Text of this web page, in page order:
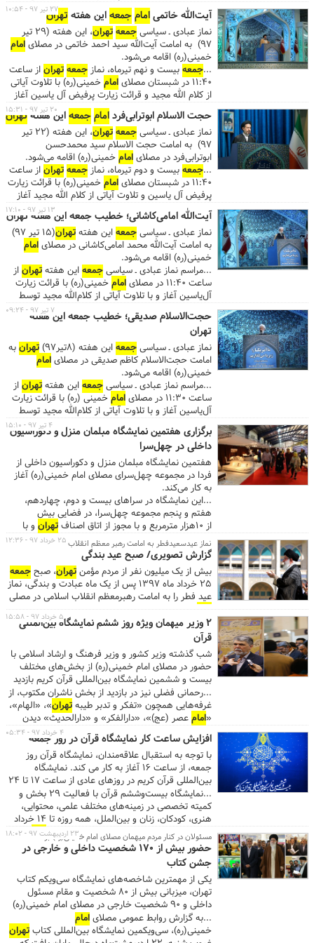
...درهای مصلی از ساعت ۱۰ صبح به روی نمازگزاران عزیز
باز است و آیت‌الله موحدی‌کرمانی امامجمعهموقت
تهران، خطبه‌های نمازجمعه
را پیش از ساعت ۱۳ شروع
می‌نماید. گفتنی است اذان ظهر به افقتهراندر روز
جمعهساعت ۱۳:۱۱ است. ...
آیت‌الله خاتمیامامجمعهاین هفته تهران
نماز عبادی ـ سیاسیجمعهتهران
، این هفته (۲۹ تیر
۹۷) به امامت آیت‌الله سید احمد خاتمی در مصلای
امام
خمینی(ره) اقامه می‌شود.
...جمعهبیست و نهم تیرماه، نمازجمعهتهراناز ساعت
۱۱:۴۰ در شبستان مصلای
امامخمینی(ره) با تلاوت آیاتی
از کلام الله مجید و قرائت زیارت پرفیض آل یاسین آغاز
می‌شود. ...درهای مصلی از ساعت ۱۰ صبح به روی
نمازگزاران عزیز باز است و آیت‌الله خاتمیامامجمعه
موقتتهران، خطبه‌های نمازجمعه
شروع می‌نماید. گفتنی است اذان ظهر به افقتهران
روزجمعهساعت ۱۳:۱۱ است. ...
۲۷ تیر ۹۷ - ۱۰:۵۴
حجت الاسلام ابوترابی‌فردامامجمعهاین هفتهتهران
نماز عبادی ـ سیاسیجمعهتهران
، این هفته (۲۲ تیر
۹۷) به امامت حجت الاسلام سید محمدحسن
ابوترابی‌فرد در مصلایامامخمینی(ره) اقامه می‌شود.
...جمعهبیست و دوم تیرماه، نمازجمعهتهراناز ساعت
۱۱:۴۰ در شبستان مصلای
امامخمینی(ره) با قرائت زیارت
پرفیض آل یاسین و تلاوت آیاتی از کلام الله مجید آغاز
می‌شود. ...درهای مصلی از ساعت ۱۰ صبح به روی
نمازگزاران عزیز باز است. حجت الاسلام ابوترابی‌فرد امام
جمعهموقت تهران، خطبه‌های نمازجمعهرا پیش از
ساعت ۱۳ شروع می‌نماید. گفتنی است اذان ظهر به افق
تهراندر روزجمعهساعت ۱۳:۱۰ است. ...
۲۰ تیر ۹۷ - ۱۵:۳۱
آیت‌الله امامی‌کاشانی؛ خطیب جمعه این هفته تهران
نماز عبادی ـ سیاسیجمعهاین هفتهتهران
(۱۵ تیر ۹۷)
به امامت آیت‌الله محمد امامی‌کاشانی در مصلایامام
خمینی(ره) اقامه می‌شود.
...مراسم نماز عبادی ـ سیاسیجمعهاین هفتهتهراناز
ساعت ۱۱:۴۰ در مصلای
امامخمینی(ره) با قرائت زیارت
آل‌یاسین آغاز و با تلاوت آیاتی از کلام‌الله مجید توسط
امیرعلی یادگاری، قاری ممتاز کشورمان، ادامه می‌یابد.
...یادآور می‌شود شروع خطبه‌ها ساعت ۱۲:۵۴ و اذان
ظهر به افق
۱۳ تیر ۹۷ - ۱۷:۱۰
حجت‌الاسلام صدیقی؛ خطیب جمعه این هفته
تهران
نماز عبادی ـ سیاسیجمعهاین هفته (8تیر97) تهرانبه
امامت حجت‌الاسلام کاظم صدیقی در مصلایامام
خمینی(ره) اقامه می‌شود.
...مراسم نماز عبادی ـ سیاسیجمعهاین هفتهتهراناز
ساعت 11:30 در مصلای
امامخمینی (ره) با قرائت زیارت
آل‌یاسین آغاز و با تلاوت آیاتی از کلام‌الله مجید توسط
مهدی غلام‌نژاد، قاری ممتاز کشورمان، ادامه می‌یابد.
...یادآور می‌شود شروع خطبه‌ها ساعت ۱۲:53 و اذان
ظهر به افقتهران13:08 است. ...
۷ تیر ۹۷ - ۰۹:۲۴
برگزاری هفتمین نمایشگاه مبلمان منزل و دکوراسیون
داخلی در چهل‌سرا
هفتمین نمایشگاه مبلمان منزل و دکوراسیون داخلی از
فردا در مجموعه چهل‌سرای مصلای امام خمینی(ره) آغاز
به کار می‌کند.
...این نمایشگاه در سراهای بیست و دوم، چهاردهم،
هفتم و پنجم مجموعه چهل‌سرا، در فضایی بیش
از ۱۰هزار مترمربع و با مجوز از اتاق اصناف
تهران و با
شعار «ایرانی کالای ایرانی بخر» برپا می‌شود. در هفتمین
تولیدکننده و صادر کننده معتبر و دارای پروانه کسب
تولیدی صنعت مبل، دکوراسیون و فرش حاضر خواهند
بود. ...علاقه‌مندان برای بازدید از این نمایشگاه می‌توانند
به مدت ۵ روز از پنجم تا نهم تیرماه، در روزهای عادی از
ساعت ۱۱ تا ۲۱ و در روز
جمعه
از ساعت ۱۴ تا ۲۱ به
مجموعه چهل‌سرا در ضلع جنوبی مصلایامامخمینی(ره)
واقع در خیابان شهید بهشتی نرسیده به خیابان شهید
مفتح مراجعه نمایند. ...
۴ تیر ۹۷ - ۱۵:۱۰
نماز عیدسعیدفطر به امامت رهبر معظم انقلاب اقامه شد
گزارش تصویری/ صبح عید بندگی
بیش از یک میلیون نفر از مردم مؤمنتهران، صبحجمعه
۲۵ خرداد ماه ۱۳۹۷ پس از یک ماه عبادت و بندگی، نماز
عید فطر را به امامت رهبرمعظم انقلاب اسلامی در مصلی
امامخمینی (ره) اقامه کردند.
۲۵ خرداد ۹۷ - ۱۲:۳۶
۲ وزیر میهمان ویژه روز ششم نمایشگاه بین‌المللی
قرآن
شب گذشته وزیر کشور و وزیر فرهنگ و ارشاد اسلامی با
حضور در مصلای امام خمینی(ره) از بخش‌های مختلف
بیست و ششمین نمایشگاه بین‌المللی قرآن کریم بازدید
کردند.
...رحمانی فضلی نیز در بازدید از بخش ناشران مکتوب، از
غرفه‌هایی همچون «تفکر و تدبر طیبهتهران»، «الهام»،
«امامعصر (عج)»، «دارالفکر» و «دارالحدیث» دیدن
کرد. همچنین سید عباس صالحی در جریان بازدید از
بخش دیجیتال و موسسات قرآنی، بخش کودک، بخش
هنری و بخش عفاف و حجاب، دقایقی با مسئولان
غرفه‌ها گفت‌وگو و با برخی از تازه‌ترین فعالیت‌ها و
محصولات آنها آشنا شد. بیست و ششمین نمایشگاه
بین‌المللی قرآن کریم با شعار «قرآن، چلچراغ هدایت»،
همه روزه تا ۱۴خرداد (۱۹ماه مبارک رمضان)، از ساعت
۱۷تا ۲۴ در مصلای
امامخمینی(ره) برپاست. ...
۵ خرداد ۹۷ - ۱۵:۵۸
افزایش ساعت کار نمایشگاه قرآن در روز جمعه
با توجه به استقبال علاقه‌مندان، نمایشگاه قرآن روز
جمعه، از ساعت ۱۶ آغاز به کار می کند. نمایشگاه
بین‌المللی قرآن کریم در روزهای عادی از ساعت ۱۷ تا ۲۴
در مصلای امام خمینی(ره) برپاست.
...نمایشگاه بیست‌وششم قرآن با فعالیت ۲۹ بخش و
کمیته تخصصی در ‌زمینه‌های مختلف علمی، محتوایی،
هنری، کودکان، زنان و بین‌الملل، همه روزه تا ۱۴ خرداد
امام
خمینی(ره) ، میزبان عموم مردم خواهد بود. گفتنی است
تا پایان زمان برگزاری نمایشگاه بین‌المللی قرآن، ساعت
مسافرگیری، فقط در خطوط ۱ و ۳ متروی
ساعت ۲۴ افزایش می‌یابد. ساعات کار سایر خط‌های
متروی تهران
تا ساعت ۲۲:۳۰ ‏است. ۲ ایستگاه مصلی و
ایستگاه شهید بهشتی در خطوط یک و سه مترویتهران
در ضلع شمال و جنوب مصلایامامخمینی(ره) قرار دارند.
...
۴ خرداد ۹۷ - ۰۵:۳۴
مسئولان در کنار مردم میهمان مصلای امام خمینی(ره) بودند
حضور بیش از ۱۷۰ شخصیت داخلی و خارجی در
جشن کتاب
یکی از مهمترین شاخصه‌های نمایشگاه سی‌ویکم کتاب
تهران، میزبانی بیش از ۸۰ شخصیت و مقام مسئول
داخلی و ۹۰ شخصیت خارجی در مصلای امام خمینی(ره)
بود.
...به گزارش روابط عمومی مصلایامام
خمینی(ره)، سی‌ویکمین نمایشگاه بین‌المللی کتابتهران
۲۳ اردیبهشت ۹۷ - ۱۸:۰۲